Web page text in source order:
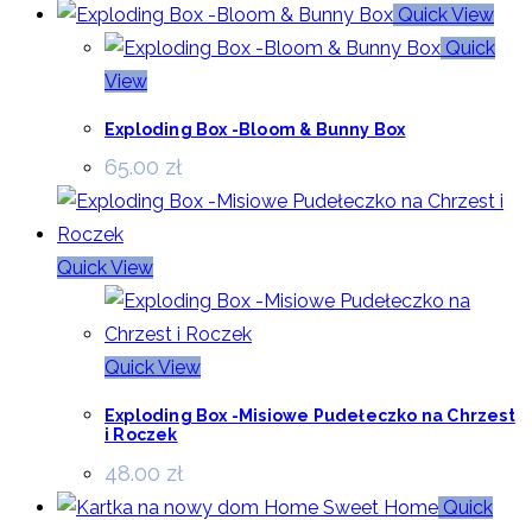
Quick View
Quick
View
Exploding Box -Bloom & Bunny Box
65.00 zł
Quick View
Quick View
Exploding Box -Misiowe Pudełeczko na Chrzest
i Roczek
48.00 zł
Quick